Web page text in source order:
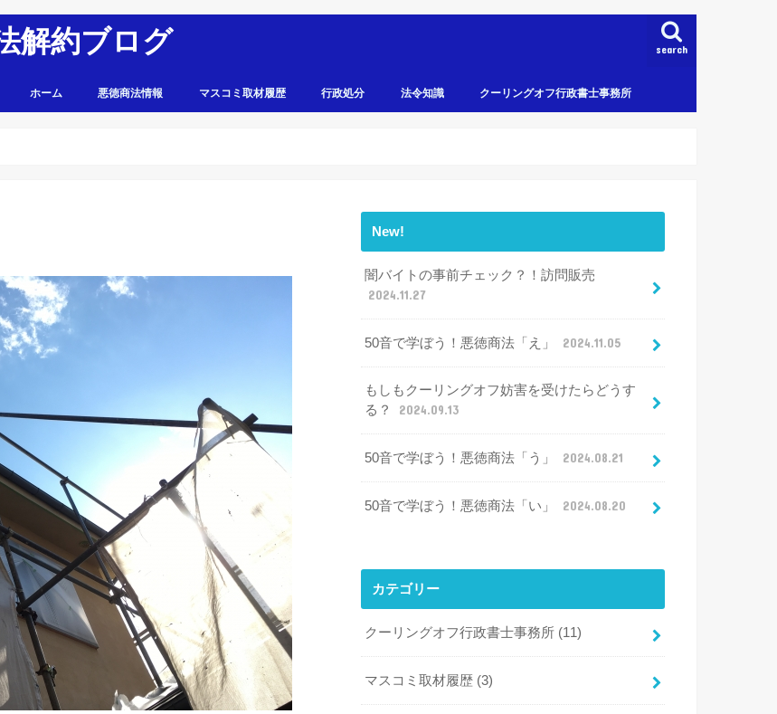
解約ブログ search
ホーム 悪徳商法情報 マスコミ取材履歴 行政処分 法令知識 クーリングオフ行政書士事務所
New!
闇バイトの事前チェック？！訪問販売
2024.11.27
50音で学ぼう！悪徳商法「え」 2024.11.05
もしもクーリングオフ妨害を受けたらどうす
る？
2024.09.13
50音で学ぼう！悪徳商法「う」 2024.08.21
50音で学ぼう！悪徳商法「い」 2024.08.20
カテゴリー
クーリングオフ行政書士事務所 (11)
マスコミ取材履歴 (3)